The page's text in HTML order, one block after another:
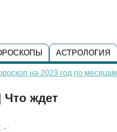
АСТРОЛОГИЯ
на 2023 год по месяцам
Что ждет